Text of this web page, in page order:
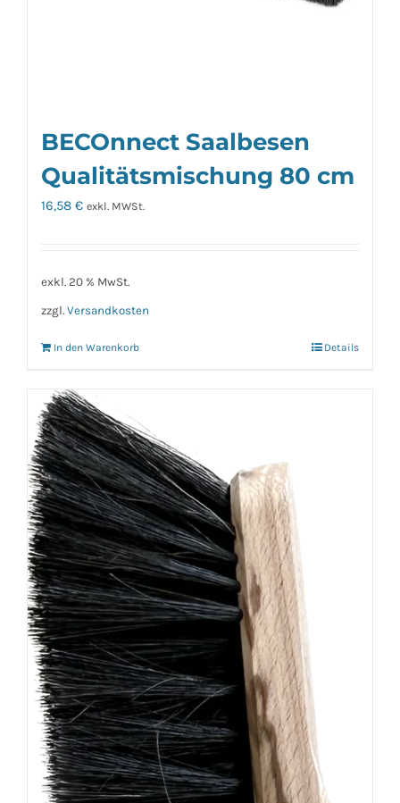
BECOnnect Saalbesen
Qualitätsmischung 80 cm
16,58 € exkl. MWSt.
exkl. 20 % MwSt.
zzgl. Versandkosten
In den Warenkorb Details